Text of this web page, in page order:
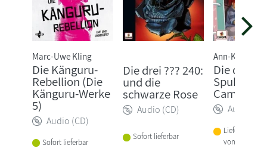
Marc-Uwe Kling
Die Känguru-
Rebellion (Die
Känguru-Werke
5)
Audio (CD)
Sofort lieferbar
Die drei ??? 240:
und die
schwarze Rose
Audio (CD)
Sofort lieferbar
Ann-Katrin
Die drei
Spuk auf
Audio
Lieferbar
von 1-2